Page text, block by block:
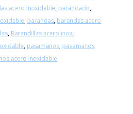
acero inoxidable, barandado,
, barandas, barandas acero
, Barandillas acero inox,
, pasamanos, pasamanos
acero inoxidable